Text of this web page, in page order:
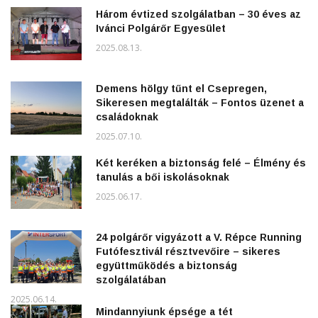
Három évtized szolgálatban – 30 éves az
Ivánci Polgárőr Egyesület
2025.08.13.
Demens hölgy tűnt el Csepregen,
Sikeresen megtalálták – Fontos üzenet a
családoknak
2025.07.10.
Két keréken a biztonság felé – Élmény és
tanulás a bői iskolásoknak
2025.06.17.
24 polgárőr vigyázott a V. Répce Running
Futófesztivál résztvevőire – sikeres
együttműködés a biztonság
szolgálatában
2025.06.14.
Mindannyiunk épsége a tét